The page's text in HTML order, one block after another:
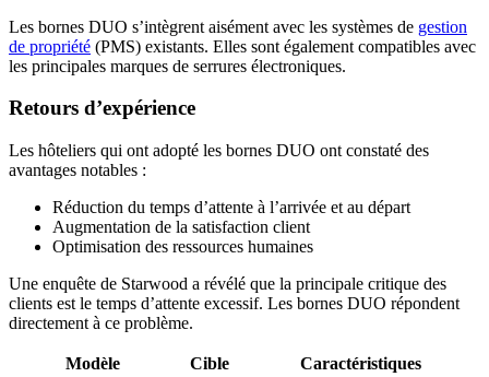
Les bornes DUO s’intègrent aisément avec les systèmes de gestion
de propriété (PMS) existants. Elles sont également compatibles avec
les principales marques de serrures électroniques.
Retours d’expérience
Les hôteliers qui ont adopté les bornes DUO ont constaté des
avantages notables :
Réduction du temps d’attente à l’arrivée et au départ
Augmentation de la satisfaction client
Optimisation des ressources humaines
Une enquête de Starwood a révélé que la principale critique des
clients est le temps d’attente excessif. Les bornes DUO répondent
directement à ce problème.
Modèle Cible
Caractéristiques